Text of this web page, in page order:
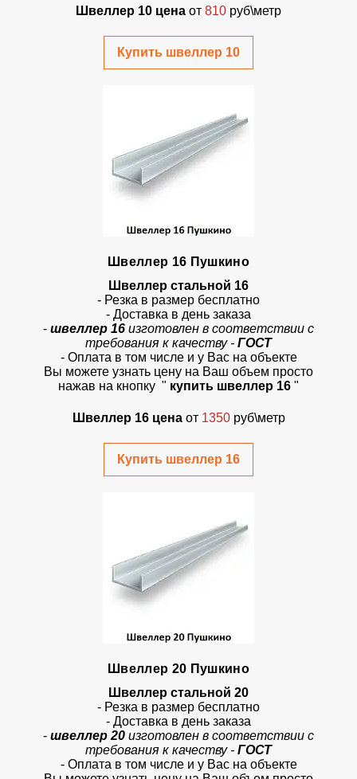
Швеллер 10 цена от 810 руб\метр
Купить швеллер 10
Швеллер 16 Пушкино
Швеллер стальной 16
- Резка в размер бесплатно
- Доставка в день заказа
- швеллер 16 изготовлен в соответствии с
требования к качеству - ГОСТ
- Оплата в том числе и у Вас на объекте
Вы можете узнать цену на Ваш объем просто
нажав на кнопку " купить швеллер 16 "
Швеллер 16 цена от1350 руб\метр
Купить швеллер 16
Швеллер 20 Пушкино
Швеллер стальной 20
- Резка в размер бесплатно
- Доставка в день заказа
- швеллер 20 изготовлен в соответствии с
требования к качеству - ГОСТ
- Оплата в том числе и у Вас на объекте